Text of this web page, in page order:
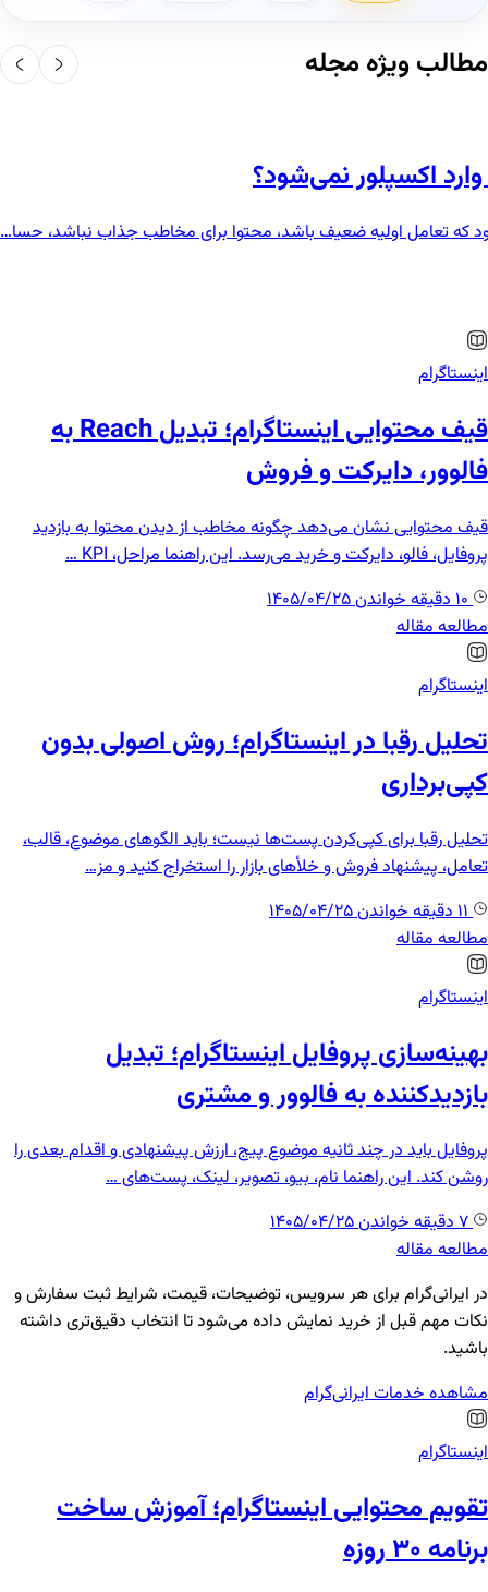
مطالب ویژه مجله
اکسپلور نمی‌شود؟
که تعامل اولیه ضعیف باشد، محتوا برای مخاطب جذاب نباشد، حسا…
اینستاگرام
قیف محتوایی اینستاگرام؛ تبدیل Reach به
فالوور، دایرکت و فروش
قیف محتوایی نشان می‌دهد چگونه مخاطب از دیدن محتوا به بازدید
پروفایل، فالو، دایرکت و خرید می‌رسد. این راهنما مراحل، KPI …
10 دقیقه خواندن
1405/04/25
مطالعه مقاله
اینستاگرام
تحلیل رقبا در اینستاگرام؛ روش اصولی بدون
کپی‌برداری
تحلیل رقبا برای کپی‌کردن پست‌ها نیست؛ باید الگوهای موضوع، قالب،
تعامل، پیشنهاد فروش و خلأهای بازار را استخراج کنید و مز…
11 دقیقه خواندن
1405/04/25
مطالعه مقاله
اینستاگرام
بهینه‌سازی پروفایل اینستاگرام؛ تبدیل
بازدیدکننده به فالوور و مشتری
پروفایل باید در چند ثانیه موضوع پیج، ارزش پیشنهادی و اقدام بعدی را
روشن کند. این راهنما نام، بیو، تصویر، لینک، پست‌های …
7 دقیقه خواندن
1405/04/25
مطالعه مقاله
در ایرانی‌گرام برای هر سرویس، توضیحات، قیمت، شرایط ثبت سفارش و
نکات مهم قبل از خرید نمایش داده می‌شود تا انتخاب دقیق‌تری داشته
باشید.
مشاهده خدمات ایرانی‌گرام
اینستاگرام
تقویم محتوایی اینستاگرام؛ آموزش ساخت
برنامه ۳۰ روزه